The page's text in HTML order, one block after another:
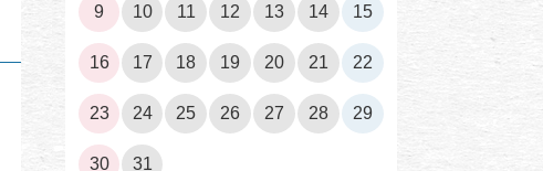
9 10 11 12 13 14 15
16 17 18 19 20 21 22
23 24 25 26 27 28 29
30 31